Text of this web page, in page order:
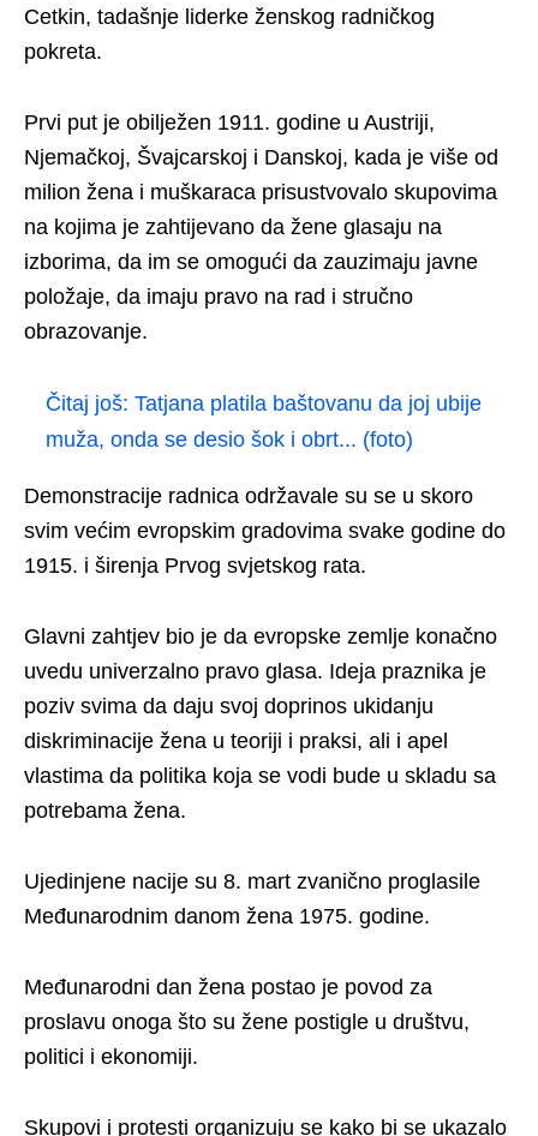
Cetkin, tadašnje liderke ženskog radničkog
pokreta.
Prvi put je obilježen 1911. godine u Austriji,
Njemačkoj, Švajcarskoj i Danskoj, kada je više od
milion žena i muškaraca prisustvovalo skupovima
na kojima je zahtijevano da žene glasaju na
izborima, da im se omogući da zauzimaju javne
položaje, da imaju pravo na rad i stručno
obrazovanje.
Čitaj još: Tatjana platila baštovanu da joj ubije
muža, onda se desio šok i obrt... (foto)
Demonstracije radnica održavale su se u skoro
svim većim evropskim gradovima svake godine do
1915. i širenja Prvog svjetskog rata.
Glavni zahtjev bio je da evropske zemlje konačno
uvedu univerzalno pravo glasa. Ideja praznika je
poziv svima da daju svoj doprinos ukidanju
diskriminacije žena u teoriji i praksi, ali i apel
vlastima da politika koja se vodi bude u skladu sa
potrebama žena.
Ujedinjene nacije su 8. mart zvanično proglasile
Međunarodnim danom žena 1975. godine.
Međunarodni dan žena postao je povod za
proslavu onoga što su žene postigle u društvu,
politici i ekonomiji.
Skupovi i protesti organizuju se kako bi se ukazalo